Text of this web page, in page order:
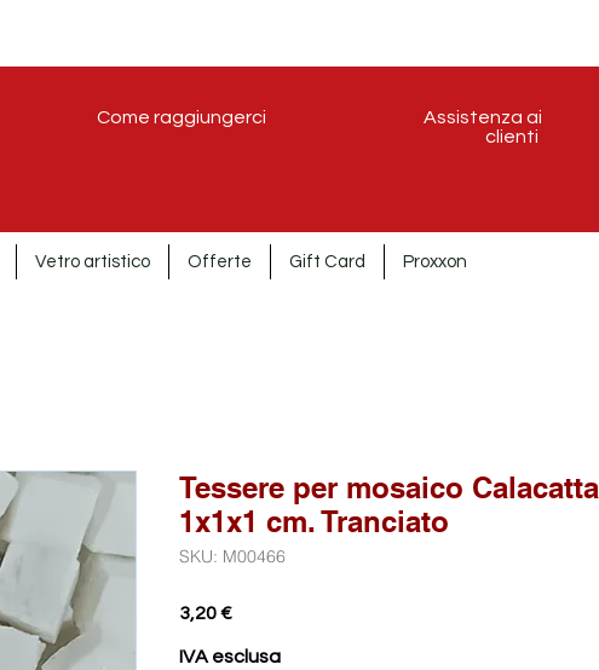
Come raggiungerci
Assistenza ai
clienti
Vetro artistico Offerte Gift Card Proxxon
Tessere per mosaico Calacatta
1x1x1 cm. Tranciato
SKU: M00466
3,20 €Prezzo
IVA esclusa